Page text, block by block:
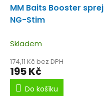
dMM Baits Booster sprej
NG-Stim
Skladem
174,11 Kč bez DPH
195 Kč
Do košíku